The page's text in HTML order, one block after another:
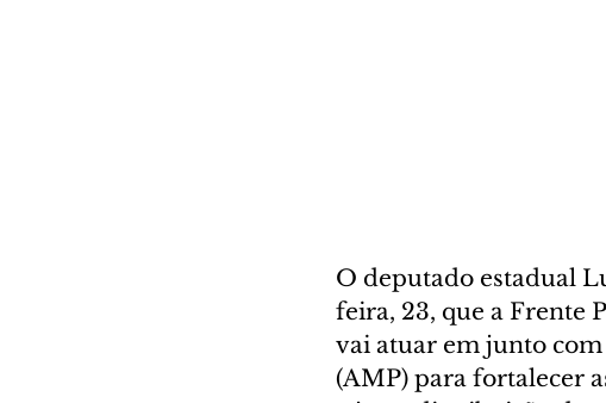
O deputado estadual
feira, 23, que a Frente
vai atuar em junto com
(AMP) para fortalecer